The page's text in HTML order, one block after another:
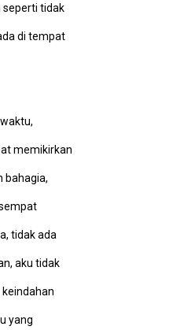
seperti tidak
di tempat
memikirkan
bahagia,
tidak ada
aku tidak
yang